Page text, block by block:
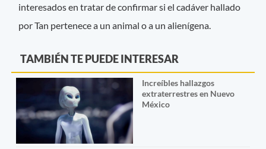
interesados en tratar de confirmar si el cadáver hallado
por Tan pertenece a un animal o a un alienígena.
TAMBIÉN TE PUEDE INTERESAR
Increíbles hallazgos
extraterrestres en Nuevo
México